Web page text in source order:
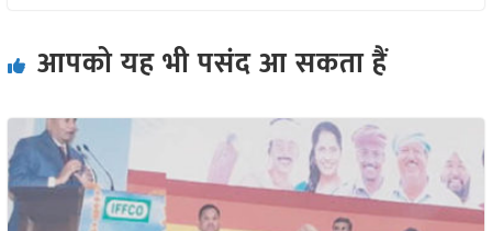
आपको यह भी पसंद आ सकता हैं